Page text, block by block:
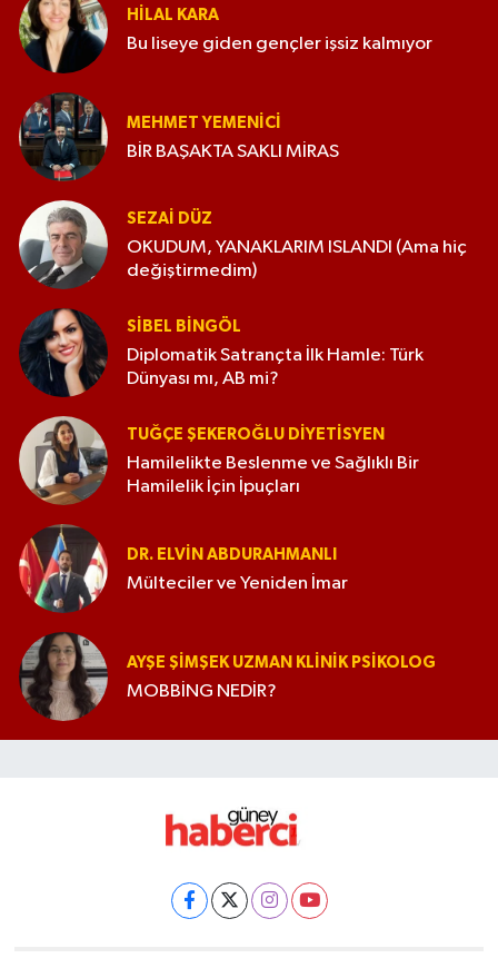
HILAL KARA
Bu liseye giden gençler işsiz kalmıyor
MEHMET YEMENICI
BİR BAŞAKTA SAKLI MİRAS
SEZAI DÜZ
OKUDUM, YANAKLARIM ISLANDI (Ama hiç
değiştirmedim)
SIBEL BINGÖL
Diplomatik Satrançta İlk Hamle: Türk
Dünyası mı, AB mi?
TUĞÇE ŞEKEROĞLU DIYETISYEN
Hamilelikte Beslenme ve Sağlıklı Bir
Hamilelik İçin İpuçları
DR. ELVIN ABDURAHMANLI
Mülteciler ve Yeniden İmar
AYŞE ŞIMŞEK UZMAN KLINIK PSIKOLOG
MOBBİNG NEDİR?